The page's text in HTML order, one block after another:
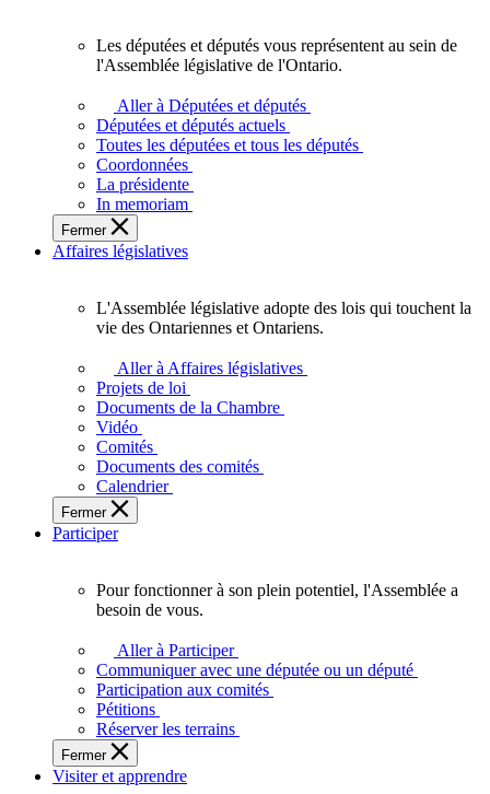
députés
vous
représentent
sein
de
l'Assemblée
législative
l'Ontario.
Les députées et députés vous représentent au sein de
l'Assemblée législative de l'Ontario.
Aller à Députées et députés
Députées et députés actuels
Toutes les députées et tous les députés
Coordonnées
La présidente
In memoriam
Fermer
Affaires législatives
L'Assemblée
adopte
touchent
des
Ontariennes
et
L'Assemblée législative adopte des lois qui touchent la
vie des Ontariennes et Ontariens.
Aller à Affaires législatives
Projets de loi
Documents de la Chambre
Vidéo
Comités
Documents des comités
Calendrier
Fermer
Participer
plein
potentiel,
l'Assemblée
a
besoin
de
Pour fonctionner à son plein potentiel, l'Assemblée a
besoin de vous.
Aller à Participer
Communiquer avec une députée ou un député
Participation aux comités
Pétitions
Réserver les terrains
Fermer
Visiter et apprendre